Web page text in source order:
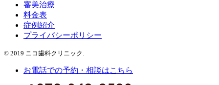
審美治療
料金表
症例紹介
プライバシーポリシー
© 2019 ニコ歯科クリニック.
お電話での予約・相談はこちら